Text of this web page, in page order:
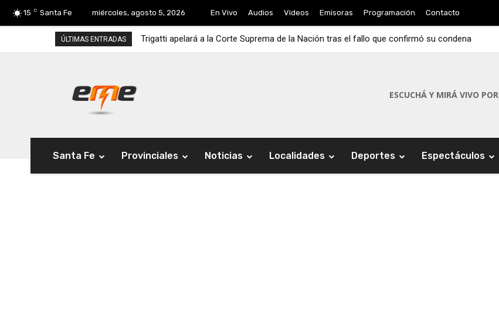
15 C Santa Fe miércoles, agosto 5, 2026 En Vivo Audios Videos Emisoras Programación Contacto
ÚLTIMAS ENTRADAS Trigatti apelará a la Corte Suprema de la Nación tras el fallo que confirmó su condena
ESCUCHÁ Y MIRÁ VIVO POR
Santa Fe Provinciales Noticias Localidades Deportes Espectáculos